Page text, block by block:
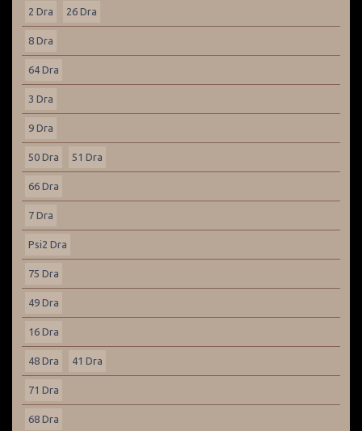
2 Dra 26 Dra
8 Dra
64 Dra
3 Dra
9 Dra
50 Dra 51 Dra
66 Dra
7 Dra
Psi2 Dra
75 Dra
49 Dra
16 Dra
48 Dra 41 Dra
71 Dra
68 Dra